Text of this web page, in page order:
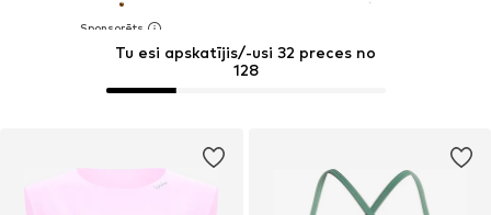
Tu esi apskatījis/-usi 32 preces no
128